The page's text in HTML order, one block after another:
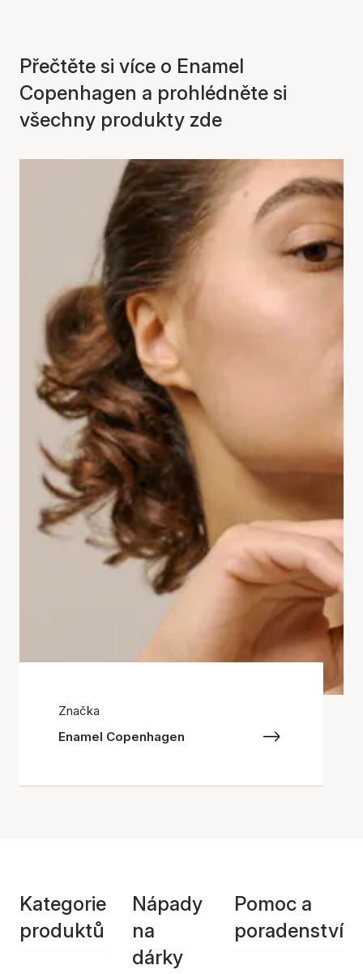
Přečtěte si více o Enamel
Copenhagen a prohlédněte si
všechny produkty zde
Značka
Enamel Copenhagen
Kategorie
produktů
Nápady
na
dárky
Pomoc a
poradenství